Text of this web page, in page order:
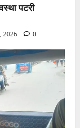
पटरी
2026 0